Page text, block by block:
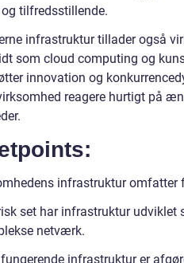
tilfredsstillende.
infrastruktur tillader også
som cloud computing og
innovation og
reagere hurtigt på
infrastruktur omfatter
set har infrastruktur
netværk.
infrastruktur er